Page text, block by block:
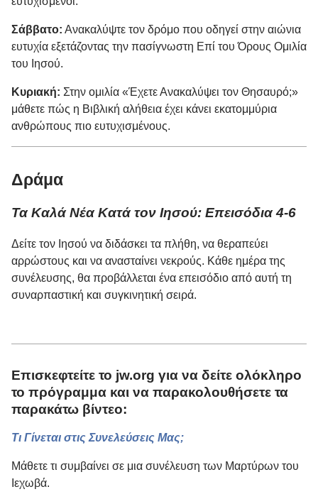
Σάββατο: Ανακαλύψτε τον δρόμο που οδηγεί στην αιώνια
ευτυχία εξετάζοντας την πασίγνωστη Επί του Όρους Ομιλία
του Ιησού.
Κυριακή: Στην ομιλία «Έχετε Ανακαλύψει τον Θησαυρό;»
μάθετε πώς η Βιβλική αλήθεια έχει κάνει εκατομμύρια
ανθρώπους πιο ευτυχισμένους.
Δράμα
Τα Καλά Νέα Κατά τον Ιησού: Επεισόδια 4-6
Δείτε τον Ιησού να διδάσκει τα πλήθη, να θεραπεύει
αρρώστους και να ανασταίνει νεκρούς. Κάθε ημέρα της
συνέλευσης, θα προβάλλεται ένα επεισόδιο από αυτή τη
συναρπαστική και συγκινητική σειρά.
Επισκεφτείτε το jw.org για να δείτε ολόκληρο
το πρόγραμμα και να παρακολουθήσετε τα
παρακάτω βίντεο:
Τι Γίνεται στις Συνελεύσεις Μας;
Μάθετε τι συμβαίνει σε μια συνέλευση των Μαρτύρων του
Ιεχωβά.